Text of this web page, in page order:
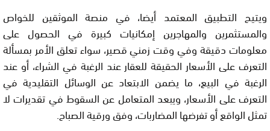
ويتيح التطبيق المعتمد أيضا، في منصة الموثقين للخواص
والمستثمرين والمهاجرين إمكانيات كبيرة في الحصول على
معلومات دقيقة وفي وقت زمني قصير، سواء تعلق الأمر بمسألة
التعرف على الأسعار الحقيقة للعقار عند الرغبة في الشراء، أو عند
الرغبة في البيع، ما يضمن الابتعاد عن الوسائل التقليدية في
التعرف على الأسعار، ويبعد المتعامل عن السقوط في تقديرات لا
تمثل الواقع أو تفرضها المضاربات، وفق ورقية الصباح.